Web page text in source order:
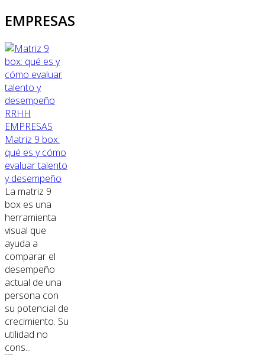
EMPRESAS
RRHH
EMPRESAS
Matriz 9 box:
qué es y cómo
evaluar talento
y desempeño
La matriz 9
box es una
herramienta
visual que
ayuda a
comparar el
desempeño
actual de una
persona con
su potencial de
crecimiento. Su
utilidad no
cons...